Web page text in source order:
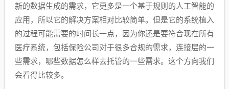
新的数据生成的需求，它更多是一个基于规则的人工智能的
应用，所以它的解决方案相对比较简单。但是它的系统植入
的过程可能需要的时间长一点，因为你还是要符合现在所有
医疗系统，包括保险公司对于很多合规的需求，连接层的一
些需求，哪些数据怎么样去托管的一些需求。这个方向我们
会看得比较多。